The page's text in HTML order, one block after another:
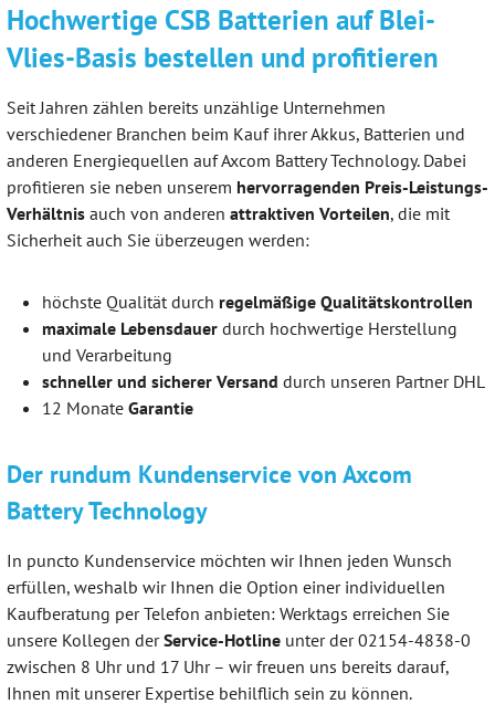
Hochwertige CSB Batterien auf Blei-
Vlies-Basis bestellen und profitieren
Seit Jahren zählen bereits unzählige Unternehmen
verschiedener Branchen beim Kauf ihrer Akkus, Batterien und
anderen Energiequellen auf Axcom Battery Technology. Dabei
profitieren sie neben unserem hervorragenden Preis-Leistungs-
Verhältnis auch von anderen attraktiven Vorteilen, die mit
Sicherheit auch Sie überzeugen werden:
höchste Qualität durch regelmäßige Qualitätskontrollen
maximale Lebensdauer durch hochwertige Herstellung
und Verarbeitung
schneller und sicherer Versand durch unseren Partner DHL
12 Monate Garantie
Der rundum Kundenservice von Axcom
Battery Technology
In puncto Kundenservice möchten wir Ihnen jeden Wunsch
erfüllen, weshalb wir Ihnen die Option einer individuellen
Kaufberatung per Telefon anbieten: Werktags erreichen Sie
unsere Kollegen derService-Hotline unter der 02154-4838-0
zwischen 8 Uhr und 17 Uhr – wir freuen uns bereits darauf,
Ihnen mit unserer Expertise behilflich sein zu können.